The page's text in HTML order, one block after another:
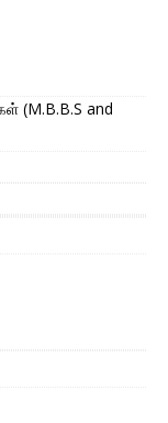
(M.B.B.S and